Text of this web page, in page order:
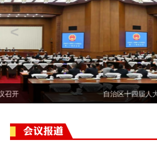
自治区十四届人大常委会第二十四次会议召开